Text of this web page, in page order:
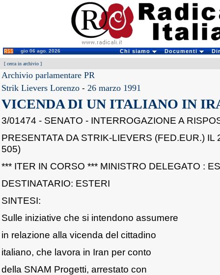
gio 06 ago. 2026 Chi siamo Documenti
[ cerca in archivio ]
Archivio parlamentare PR
Strik Lievers Lorenzo - 26 marzo 1991
VICENDA DI UN ITALIANO IN
3/01474 - SENATO - INTERROGAZIONE A
PRESENTATA DA STRIK-LIEVERS (FED.EUR.) IL
505)
*** ITER IN CORSO *** MINISTRO DELEGATO :
DESTINATARIO: ESTERI
SINTESI:
Sulle iniziative che si intendono assumere
in relazione alla vicenda del cittadino
italiano, che lavora in Iran per conto
della SNAM Progetti, arrestato con